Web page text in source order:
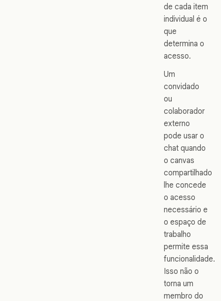
de cada item
individual é o
que
determina o
acesso.
Um
convidado
ou
colaborador
externo
pode usar o
chat quando
o canvas
compartilhado
lhe concede
o acesso
necessário e
o espaço de
trabalho
permite essa
funcionalidade.
Isso não o
torna um
membro do